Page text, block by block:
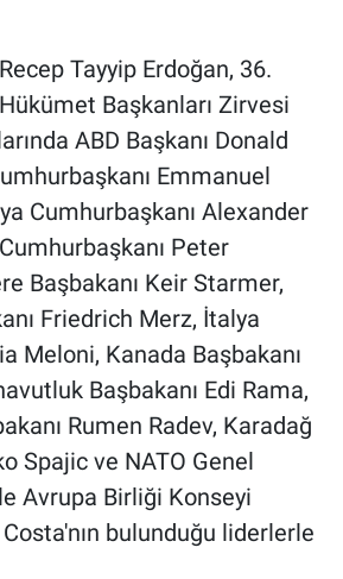
Tayyip Erdoğan, 36.⁠
Başkanları Zirvesi
ABD Başkanı Donald
Emmanuel
Cumhurbaşkanı Alexander
Peter
Başbakanı Keir Starmer,
Friedrich Merz, İtalya
Meloni, Kanada Başbakanı
Başbakanı Edi Rama,
Rumen Radev, Karadağ
Spajic ve NATO Genel
Avrupa Birliği Konseyi
bulunduğu liderlerle